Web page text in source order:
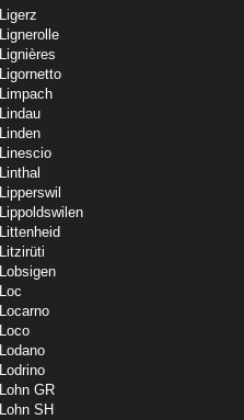
Ligerz
Lignerolle
Lignières
Ligornetto
Limpach
Lindau
Linden
Linescio
Linthal
Lipperswil
Lippoldswilen
Littenheid
Litzirüti
Lobsigen
Loc
Locarno
Loco
Lodano
Lodrino
Lohn GR
Lohn SH